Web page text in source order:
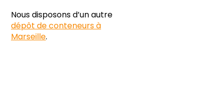
Nous disposons d’un autre
dépôt de conteneurs à
Marseille.